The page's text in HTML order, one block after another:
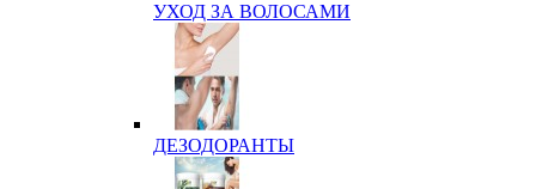
УХОД ЗА ВОЛОСАМИ
ДЕЗОДОРАНТЫ